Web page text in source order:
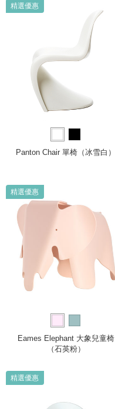
精選優惠
Panton Chair 單椅（冰雪白）
精選優惠
Eames Elephant 大象兒童椅
（石英粉）
精選優惠